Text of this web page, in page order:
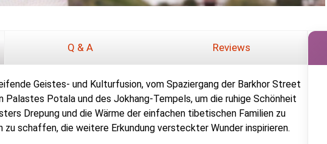
Q & A Reviews
Geistes- und Kulturfusion, vom Spaziergang der Barkhor Street
Palastes Potala und des Jokhang-Tempels, um die ruhige Schönheit
Drepung und die Wärme der einfachen tibetischen Familien zu
zu schaffen, die weitere Erkundung versteckter Wunder inspirieren.